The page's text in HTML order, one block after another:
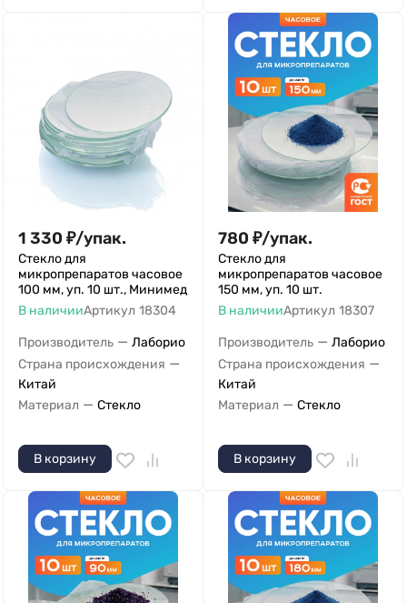
1 330 ₽/упак.
Стекло для
микропрепаратов часовое
100 мм, уп. 10 шт., Минимед
В наличииАртикул 18304
Производитель — Лаборио
Страна происхождения —
Китай
Материал — Стекло
В корзину
780 ₽/упак.
Стекло для
микропрепаратов часовое
150 мм, уп. 10 шт.
В наличииАртикул 18307
Производитель — Лаборио
Страна происхождения —
Китай
Материал — Стекло
В корзину